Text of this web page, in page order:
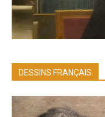
DESSINS FRANÇAIS